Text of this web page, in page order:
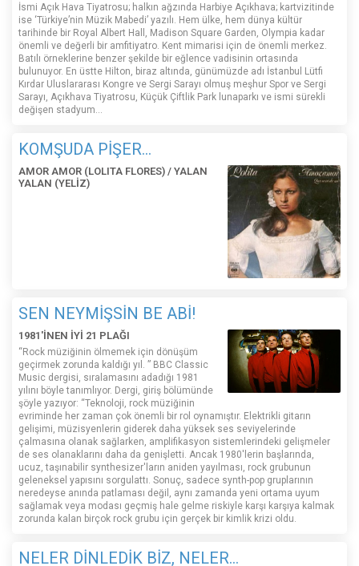
İsmi Açık Hava Tiyatrosu; halkın ağzında Harbiye Açıkhava; kartvizitinde
ise ‘Türkiye’nin Müzik Mabedi’ yazılı. Hem ülke, hem dünya kültür
tarihinde bir Royal Albert Hall, Madison Square Garden, Olympia kadar
önemli ve değerli bir amfitiyatro. Kent mimarisi için de önemli merkez.
Batılı örneklerine benzer şekilde bir eğlence vadisinin ortasında
bulunuyor. En üstte Hilton, biraz altında, günümüzde adı İstanbul Lütfi
Kırdar Uluslararası Kongre ve Sergi Sarayı olmuş meşhur Spor ve Sergi
Sarayı, Açıkhava Tiyatrosu, Küçük Çiftlik Park lunaparkı ve ismi sürekli
değişen stadyum…
KOMŞUDA PİŞER...
AMOR AMOR (LOLITA FLORES) / YALAN
YALAN (YELİZ)
SEN NEYMİŞSİN BE ABİ!
1981'İNEN İYİ 21 PLAĞI
“Rock müziğinin ölmemek için dönüşüm
geçirmek zorunda kaldığı yıl. ” BBC Classic
Music dergisi, sıralamasını adadığı 1981
yılını böyle tanımlıyor. Dergi, giriş bölümünde
şöyle yazıyor: “Teknoloji, rock müziğinin
evriminde her zaman çok önemli bir rol oynamıştır. Elektrikli gitarın
gelişimi, müzisyenlerin giderek daha yüksek ses seviyelerinde
çalmasına olanak sağlarken, amplifikasyon sistemlerindeki gelişmeler
de ses olanaklarını daha da genişletti. Ancak 1980'lerin başlarında,
ucuz, taşınabilir synthesizer'ların aniden yayılması, rock grubunun
geleneksel yapısını sorgulattı. Sonuç, sadece synth-pop gruplarının
neredeyse anında patlaması değil, aynı zamanda yeni ortama uyum
sağlamak veya modası geçmiş hale gelme riskiyle karşı karşıya kalmak
zorunda kalan birçok rock grubu için gerçek bir kimlik krizi oldu.
NELER DİNLEDİK BİZ, NELER...